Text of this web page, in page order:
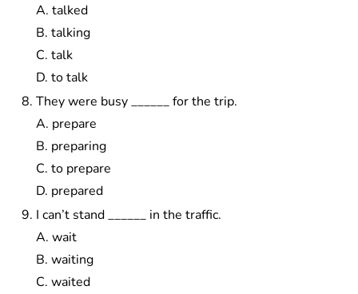
A. talked
B. talking
C. talk
D. to talk
They were busy ______ for the trip.
A. prepare
B. preparing
C. to prepare
D. prepared
I can’t stand ______ in the traffic.
A. wait
B. waiting
C. waited